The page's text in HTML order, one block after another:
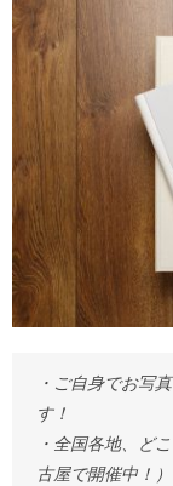
・ご自身でお写
す！
・全国各地、ど
古屋で開催中！）